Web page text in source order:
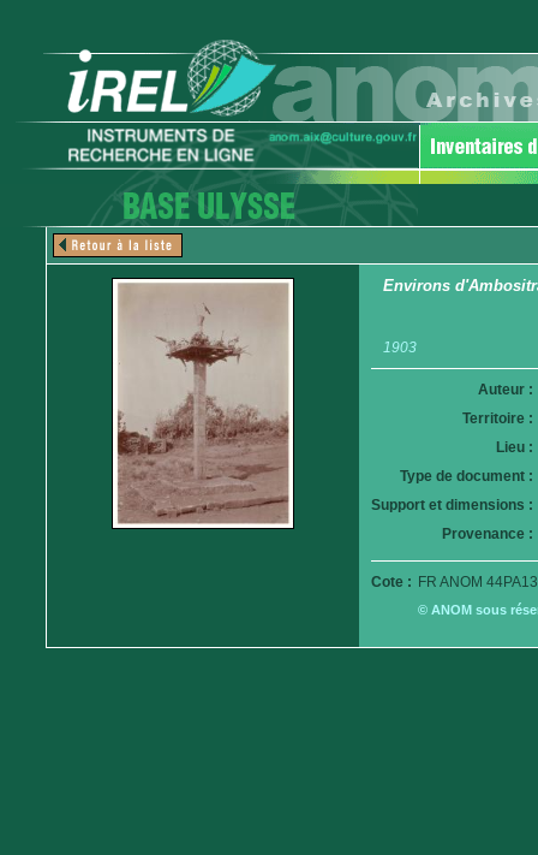
Environs
1903
Auteur :
Territoire :
Lieu :
Type de document :
Support et dimensions :
Provenance :
Cote : FR ANOM
© ANOM sous